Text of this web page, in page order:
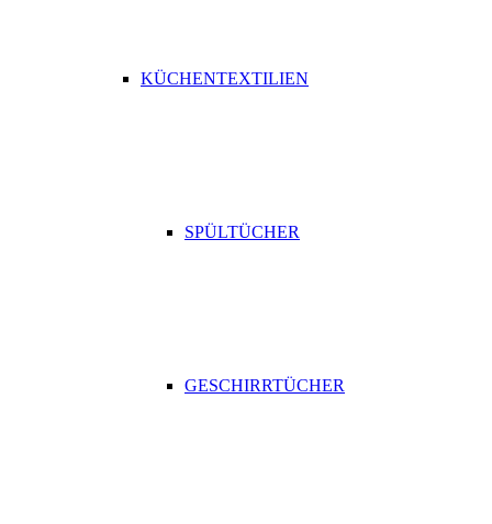
KÜCHENTEXTILIEN
SPÜLTÜCHER
GESCHIRRTÜCHER